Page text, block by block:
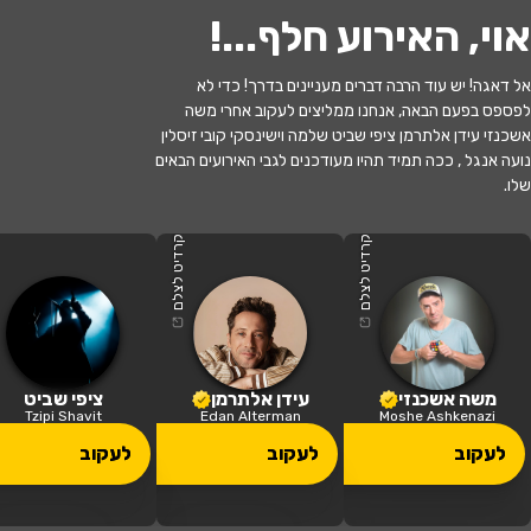
לשחרר את נחמה - תיאטרון חיפה
מתי?17:00 | 21.06
איפה?כפר סבא היכל התרבות כפר סבא
כמה עולה?
אוי, האירוע חלף...!
אל דאגה! יש עוד הרבה דברים מעניינים בדרך! כדי לא
לפספס בפעם הבאה, אנחנו ממליצים לעקוב אחרי משה
אשכנזי עידן אלתרמן ציפי שביט שלמה וישינסקי קובי זיסלין
נועה אנגל , ככה תמיד תהיו מעודכנים לגבי האירועים הבאים
שלו.
קרדיט לצלם
משה אשכנזי
Moshe Ashkenazi
לעקוב
קרדיט לצלם
עידן אלתרמן
Edan Alterman
לעקוב
ציפי שביט
Tzipi Shavit
לעקוב